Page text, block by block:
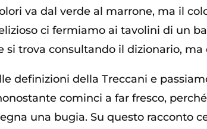
va dal verde al marrone, ma il
ci fermiamo ai tavolini di un
si trova consultando il dizionario,
definizioni della Treccani e
cominci a far fresco,
una bugia. Su questo racconto